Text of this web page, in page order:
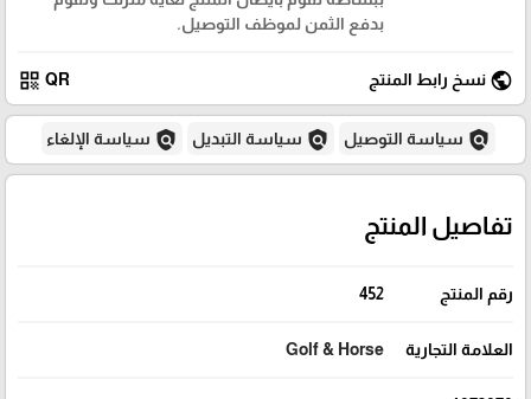
بدفع الثمن لموظف التوصيل.
public نسخ رابط المنتج QR
qr_code
policy سياسة التوصيل policy سياسة التبديل policy سياسة الإلغاء
تفاصيل المنتج
رقم المنتج 452
العلامة التجارية Golf & Horse